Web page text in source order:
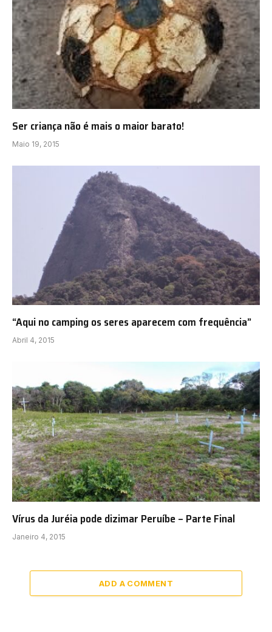
Ser criança não é mais o maior barato!
Maio 19, 2015
“Aqui no camping os seres aparecem com frequência”
Abril 4, 2015
Vírus da Juréia pode dizimar Peruíbe – Parte Final
Janeiro 4, 2015
ADD A COMMENT